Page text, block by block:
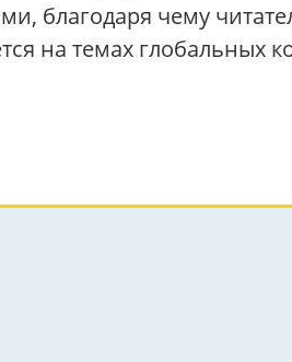
благодаря чему
на темах глобальных